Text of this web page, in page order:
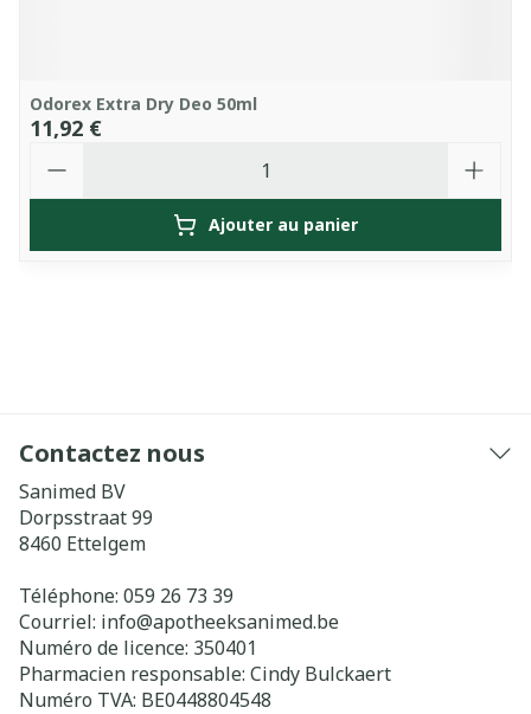
Odorex Extra Dry Deo 50ml
11,92 €
Ajouter au panier
Contactez nous
Sanimed BV
Dorpsstraat 99
8460 Ettelgem
Téléphone: 059 26 73 39
Courriel: info@apotheeksanimed.be
Numéro de licence: 350401
Pharmacien responsable: Cindy Bulckaert
Numéro TVA: BE0448804548